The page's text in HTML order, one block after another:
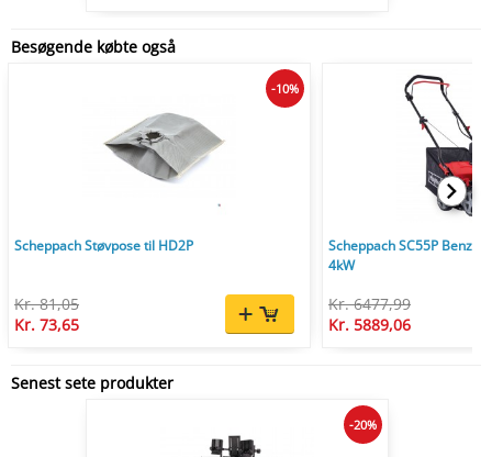
Besøgende købte også
Scheppach Støvpose til HD2P
Kr. 81,05
Kr. 73,65
-10%
Scheppach SC55P
4kW
Kr. 6477,99
Kr. 5889,06
Senest sete produkter
-20%